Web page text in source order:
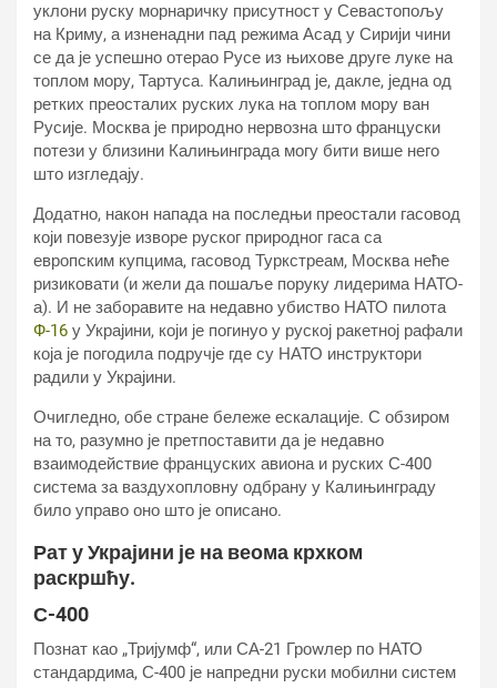
уклони руску морнаричку присутност у Севастопољу
на Криму, а изненадни пад режима Асад у Сирији чини
се да је успешно отерао Русе из њихове друге луке на
топлом мору, Тартуса. Калињинград је, дакле, једна од
ретких преосталих руских лука на топлом мору ван
Русије. Москва је природно нервозна што француски
потези у близини Калињинграда могу бити више него
што изгледају.
Додатно, након напада на последњи преостали гасовод
који повезује изворе руског природног гаса са
европским купцима, гасовод Туркстреам, Москва неће
ризиковати (и жели да пошаље поруку лидерима НАТО-
а). И не заборавите на недавно убиство НАТО пилота
Ф-16 у Украјини, који је погинуо у руској ракетној рафали
која је погодила подручје где су НАТО инструктори
радили у Украјини.
Очигледно, обе стране бележе ескалације. С обзиром
на то, разумно је претпоставити да је недавно
взаимодействие француских авиона и руских С-400
система за ваздухопловну одбрану у Калињинграду
било управо оно што је описано.
Рат у Украјини је на веома крхком
раскршћу.
С-400
Познат као „Тријумф“, или СА-21 Гроwлер по НАТО
стандардима, С-400 је напредни руски мобилни систем